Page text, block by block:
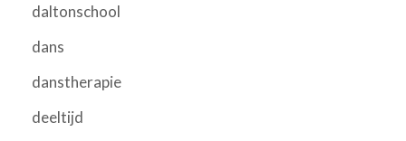
daltonschool
dans
danstherapie
deeltijd